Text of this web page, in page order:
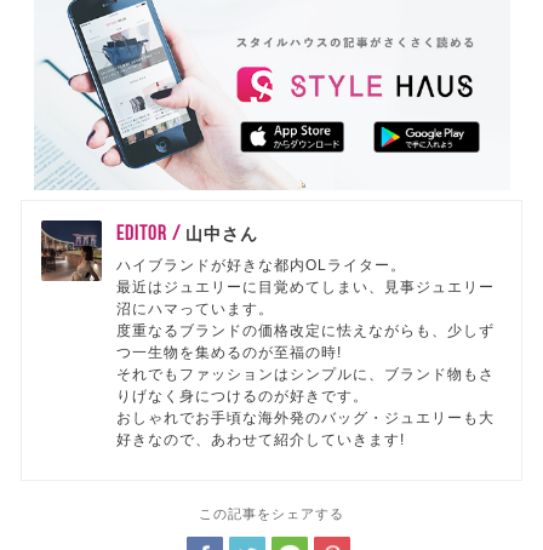
EDITOR / 山中さん
ハイブランドが好きな都内OLライター。
最近はジュエリーに目覚めてしまい、見事ジュエリー
沼にハマっています。
度重なるブランドの価格改定に怯えながらも、少しず
つ一生物を集めるのが至福の時!
それでもファッションはシンプルに、ブランド物もさ
りげなく身につけるのが好きです。
おしゃれでお手頃な海外発のバッグ・ジュエリーも大
好きなので、あわせて紹介していきます!
この記事をシェアする